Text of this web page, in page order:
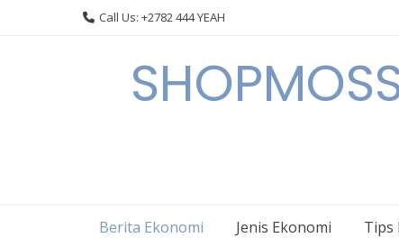
Call Us: +2782 444 YEAH
Berita Ekonomi Jenis Ekonomi Tips